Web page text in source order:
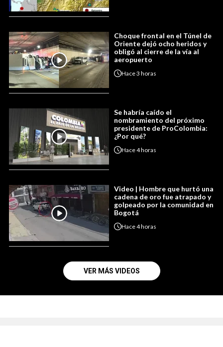
Choque frontal en el Túnel de
Oriente dejó ocho heridos y
obligó al cierre de la vía al
aeropuerto
Hace3 horas
Se habría caído el
nombramiento del próximo
presidente de ProColombia:
¿Por qué?
Hace4 horas
Video | Hombre que hurtó una
cadena de oro fue atrapado y
golpeado por la comunidad en
Bogotá
Hace4 horas
VER MÁS VIDEOS